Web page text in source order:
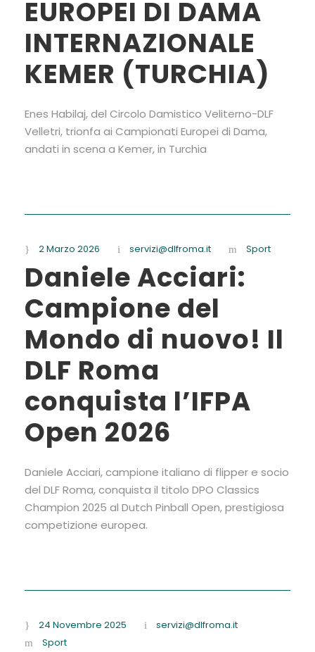
EUROPEI DI DAMA
INTERNAZIONALE
KEMER (TURCHIA)
Enes Habilaj, del Circolo Damistico Veliterno-DLF
Velletri, trionfa ai Campionati Europei di Dama,
andati in scena a Kemer, in Turchia
2 Marzo 2026 servizi@dlfroma.it Sport
Daniele Acciari:
Campione del
Mondo di nuovo! Il
DLF Roma
conquista l’IFPA
Open 2026
Daniele Acciari, campione italiano di flipper e socio
del DLF Roma, conquista il titolo DPO Classics
Champion 2025 al Dutch Pinball Open, prestigiosa
competizione europea.
24 Novembre 2025
servizi@dlfroma.it
Sport